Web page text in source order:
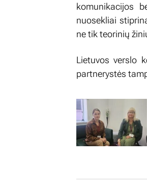
komunikacijos
nuosekliai
ne tik teorinių
Lietuvos verslo
partnerystės